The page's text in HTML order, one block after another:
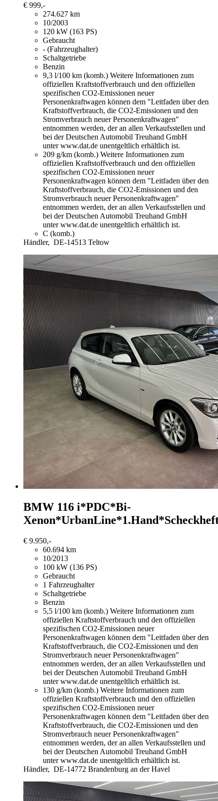
€ 999,-
274.627 km
10/2003
120 kW (163 PS)
Gebraucht
- (Fahrzeughalter)
Schaltgetriebe
Benzin
9,3 l/100 km (komb.) Weitere Informationen zum
offiziellen Kraftstoffverbrauch und den offiziellen
spezifischen CO2-Emissionen neuer
Personenkraftwagen können dem "Leitfaden über den
Kraftstoffverbrauch, die CO2-Emissionen und den
Stromverbrauch neuer Personenkraftwagen"
entnommen werden, der an allen Verkaufsstellen und
bei der Deutschen Automobil Treuhand GmbH
unter www.dat.de unentgeltlich erhältlich ist.
209 g/km (komb.) Weitere Informationen zum
offiziellen Kraftstoffverbrauch und den offiziellen
spezifischen CO2-Emissionen neuer
Personenkraftwagen können dem "Leitfaden über den
Kraftstoffverbrauch, die CO2-Emissionen und den
Stromverbrauch neuer Personenkraftwagen"
entnommen werden, der an allen Verkaufsstellen und
bei der Deutschen Automobil Treuhand GmbH
unter www.dat.de unentgeltlich erhältlich ist.
C (komb.)
Händler, DE-14513 Teltow
BMW 116 i*PDC*Bi-
€ 9.950,-
60.694 km
10/2013
100 kW (136 PS)
Gebraucht
1 Fahrzeughalter
Schaltgetriebe
Benzin
5,5 l/100 km (komb.) Weitere Informationen zum
offiziellen Kraftstoffverbrauch und den offiziellen
spezifischen CO2-Emissionen neuer
Personenkraftwagen können dem "Leitfaden über den
Kraftstoffverbrauch, die CO2-Emissionen und den
Stromverbrauch neuer Personenkraftwagen"
entnommen werden, der an allen Verkaufsstellen und
bei der Deutschen Automobil Treuhand GmbH
unter www.dat.de unentgeltlich erhältlich ist.
130 g/km (komb.) Weitere Informationen zum
offiziellen Kraftstoffverbrauch und den offiziellen
spezifischen CO2-Emissionen neuer
Personenkraftwagen können dem "Leitfaden über den
Kraftstoffverbrauch, die CO2-Emissionen und den
Stromverbrauch neuer Personenkraftwagen"
entnommen werden, der an allen Verkaufsstellen und
bei der Deutschen Automobil Treuhand GmbH
unter www.dat.de unentgeltlich erhältlich ist.
Händler, DE-14772 Brandenburg an der Havel